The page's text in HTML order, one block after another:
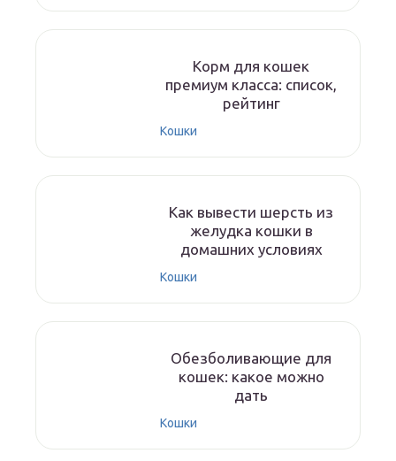
Корм для кошек
премиум класса: список,
рейтинг
Кошки
Как вывести шерсть из
желудка кошки в
домашних условиях
Кошки
Обезболивающие для
кошек: какое можно
дать
Кошки